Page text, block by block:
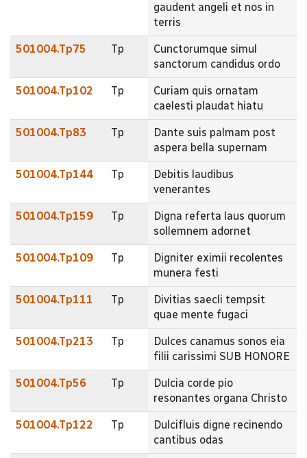
gaudent angeli et nos in
terris
501004.Tp75 Tp
Cunctorumque simul
sanctorum candidus ordo
501004.Tp102 Tp
Curiam quis ornatam
caelesti plaudat hiatu
501004.Tp83 Tp
Dante suis palmam post
aspera bella supernam
501004.Tp144 Tp
Debitis laudibus
venerantes
501004.Tp159 Tp
Digna referta laus quorum
sollemnem adornet
501004.Tp109 Tp
Digniter eximii recolentes
munera festi
501004.Tp111 Tp
Divitias saecli tempsit
quae mente fugaci
501004.Tp213 Tp
Dulces canamus sonos eia
filii carissimi SUB HONORE
501004.Tp56 Tp
Dulcia corde pio
resonantes organa Christo
501004.Tp122 Tp
Dulcifluis digne recinendo
cantibus odas